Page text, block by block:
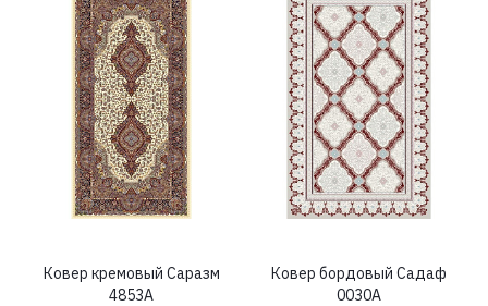
Ковер кремовый Саразм
4853A
Ковер бордовый Садаф
0030A